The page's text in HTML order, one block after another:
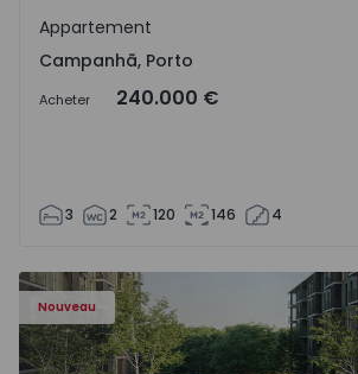
Campanhã, Porto
Appartement
Campanhã, Porto
Acheter 240.000 €
3 2 120 146 4
Nouveau
1575522 - 8
Appartement T2 Vila Nova de Gaia,